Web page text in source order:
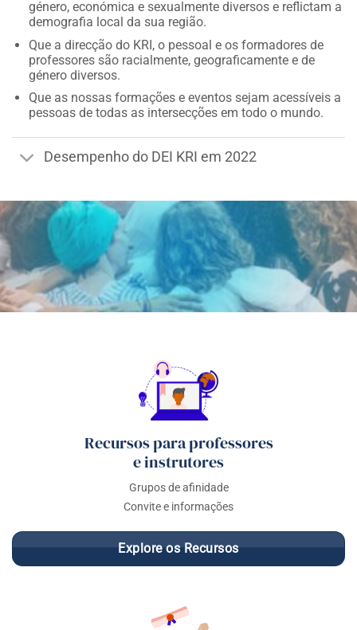
género, económica e sexualmente diversos e reflictam a
demografia local da sua região.
Que a direcção do KRI, o pessoal e os formadores de
professores são racialmente, geograficamente e de
género diversos.
Que as nossas formações e eventos sejam acessíveis a
pessoas de todas as intersecções em todo o mundo.
Desempenho do DEI KRI em 2022
Recursos para professores
e instrutores
Grupos de afinidade
Convite e informações
Explore os Recursos